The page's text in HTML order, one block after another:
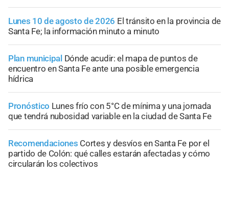
Lunes 10 de agosto de 2026 El tránsito en la provincia de
Santa Fe; la información minuto a minuto
Plan municipal Dónde acudir: el mapa de puntos de
encuentro en Santa Fe ante una posible emergencia
hídrica
Pronóstico Lunes frío con 5°C de mínima y una jornada
que tendrá nubosidad variable en la ciudad de Santa Fe
Recomendaciones Cortes y desvíos en Santa Fe por el
partido de Colón: qué calles estarán afectadas y cómo
circularán los colectivos